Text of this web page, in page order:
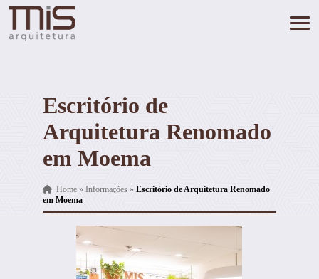
Escritório de
Arquitetura Renomado
em Moema
Home» Informações » Escritório de Arquitetura Renomado
em Moema